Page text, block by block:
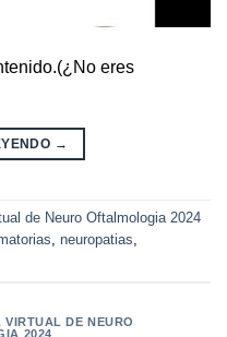
eres
→
de Neuro Oftalmologia 2024
, neuropatias,
DE NEURO
2024